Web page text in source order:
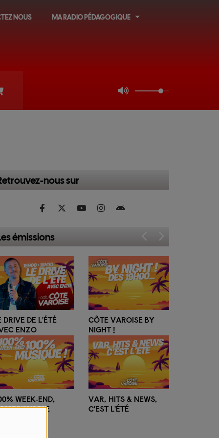
NOUS MA RADIO PÉDAGOGIQUE
nous sur
émissions
DRIVE DE L'ÉTÉ
ENZO
WEEK-END,
MUSIQUE
CÔTE VAROISE BY
NIGHT !
VAR, HITS & NEWS,
C'EST L'ÉTÉ